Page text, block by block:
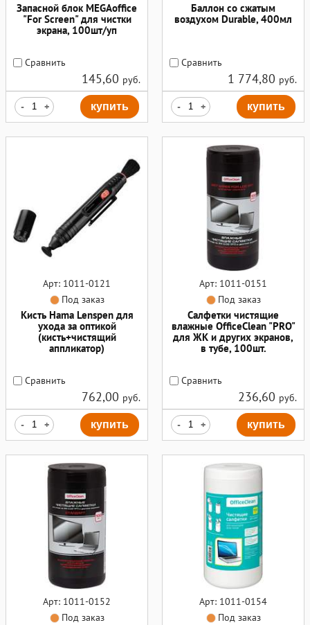
Запасной блок MEGAoffice
"For Screen" для чистки
экрана, 100шт/уп
Сравнить
145,60 руб.
- + купить
Баллон со сжатым
воздухом Durable, 400мл
Сравнить
1 774,80 руб.
- + купить
Арт: 1011-0121
Под заказ
Кисть Hama Lenspen для
ухода за оптикой
(кисть+чистящий
аппликатор)
Сравнить
762,00 руб.
- + купить
Арт: 1011-0151
Под заказ
Салфетки чистящие
влажные OfficeClean "PRO"
для ЖК и других экранов,
в тубе, 100шт.
Сравнить
236,60 руб.
- + купить
Арт: 1011-0152
Под заказ
Арт: 1011-0154
Под заказ